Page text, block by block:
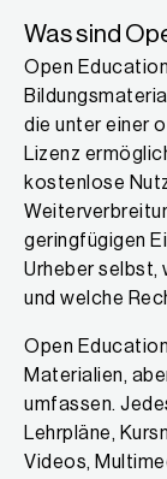
Was sind
Open
die unter einer
Lizenz
kostenlose
geringfügigen
Urheber selbst,
und welche
Open
Materialien,
umfassen.
Lehrpläne,
Videos,